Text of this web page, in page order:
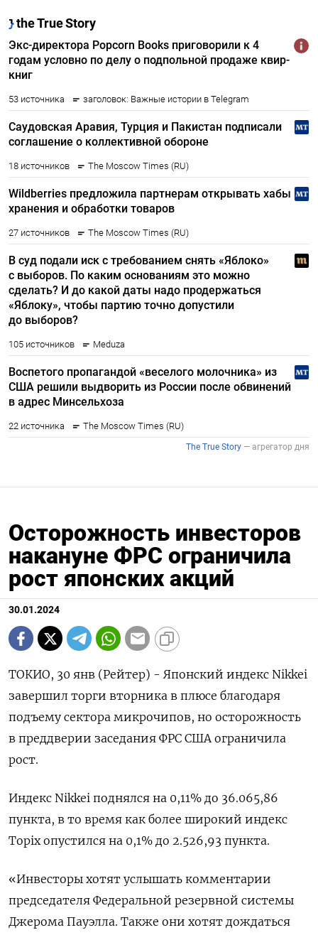
Осторожность инвесторов
накануне ФРС ограничила
рост японских акций
30.01.2024
ТОКИО, 30 янв (Рейтер) - Японский индекс Nikkei
завершил торги вторника в плюсе благодаря
подъему сектора микрочипов, но осторожность
в преддверии заседания ФРС США ограничила
рост.
Индекс Nikkei поднялся на 0,11% до 36.065,86
пункта, в то время как более широкий индекс
Topix опустился на 0,1% до 2.526,93 пункта.
«Инвесторы хотят услышать комментарии
председателя Федеральной резервной системы
Джерома Пауэлла. Также они хотят дождаться